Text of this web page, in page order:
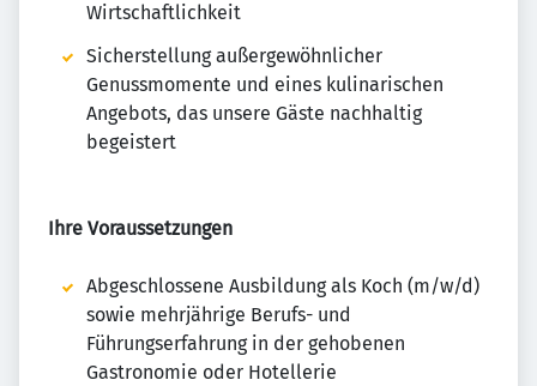
Wirtschaftlichkeit
Sicherstellung außergewöhnlicher
Genussmomente und eines kulinarischen
Angebots, das unsere Gäste nachhaltig
begeistert
Ihre Voraussetzungen
Abgeschlossene Ausbildung als Koch (m/w/d)
sowie mehrjährige Berufs- und
Führungserfahrung in der gehobenen
Gastronomie oder Hotellerie